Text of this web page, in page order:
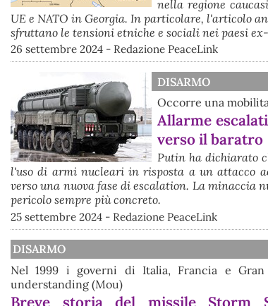
nella regione
UE e NATO in Georgia. In particolare, l'articolo
sfruttano le tensioni etniche e sociali nei paesi
26 settembre 2024 - Redazione PeaceLink
DISARMO
Occorre una
Allarme
verso il baratro
Putin ha dichiarato
l'uso di armi nucleari in risposta a un attacco
verso una nuova fase di escalation. La minaccia
pericolo sempre più concreto.
25 settembre 2024 - Redazione PeaceLink
DISARMO
Nel 1999 i governi di Italia, Francia e
understanding (Mou)